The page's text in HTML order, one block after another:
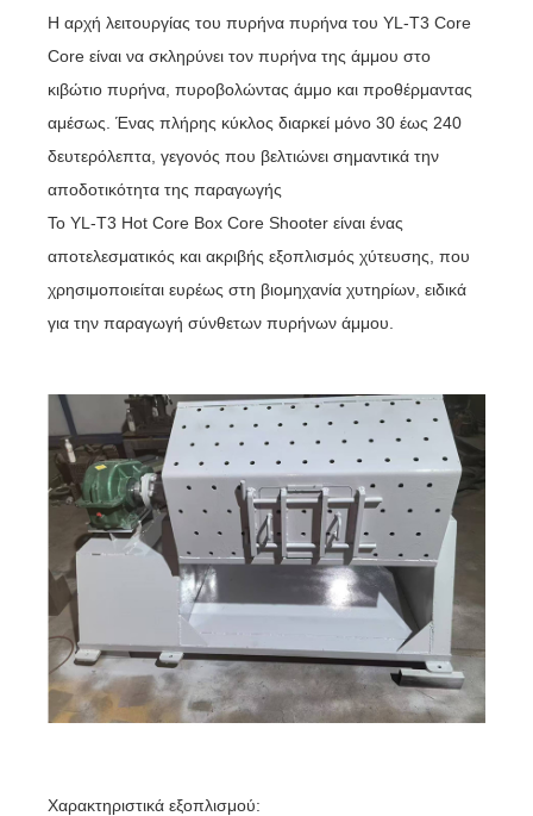
Η αρχή λειτουργίας του πυρήνα πυρήνα του YL-T3 Core
Core είναι να σκληρύνει τον πυρήνα της άμμου στο
κιβώτιο πυρήνα, πυροβολώντας άμμο και προθέρμαντας
αμέσως. Ένας πλήρης κύκλος διαρκεί μόνο 30 έως 240
δευτερόλεπτα, γεγονός που βελτιώνει σημαντικά την
αποδοτικότητα της παραγωγής
Το YL-T3 Hot Core Box Core Shooter είναι ένας
αποτελεσματικός και ακριβής εξοπλισμός χύτευσης, που
χρησιμοποιείται ευρέως στη βιομηχανία χυτηρίων, ειδικά
για την παραγωγή σύνθετων πυρήνων άμμου.
Χαρακτηριστικά εξοπλισμού: